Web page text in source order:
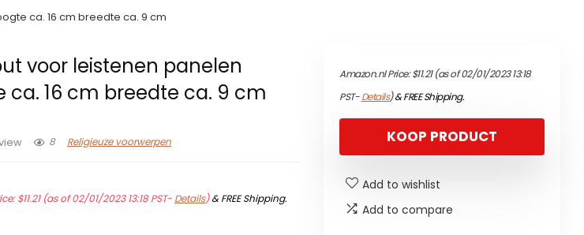
ca. 16 cm breedte ca. 9 cm
voor leistenen panelen
ca. 16 cm breedte ca. 9 cm
8 Religieuze voorwerpen
$11.21(as of 02/01/2023 13:18 PST- Details)&FREE Shipping.
Amazon.nl Price:$11.21(as of 02/01/2023 13:18
PST-Details)&FREE Shipping.
KOOP PRODUCT
Add to wishlist
Add to compare